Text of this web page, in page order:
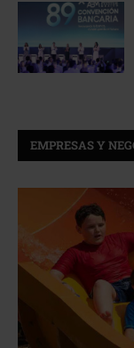
EMPRESAS Y